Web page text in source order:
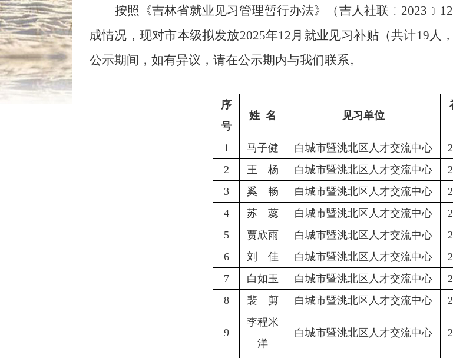
按照《吉林省就业见习管理暂行办法》（吉人社联﹝ 2023 ﹞ 12
成情况 ，现对市本级拟发放2025年12月就业见习补贴（共计19人
公示期间，如有异议，请在公示期内与我们联系。
序
号
姓 名 见习单位
1 马子健 白城市暨洮北区人才交流中心
2
王 杨 白城市暨洮北区人才交流中心
3
奚 畅 白城市暨洮北区人才交流中心
4
苏 蕊 白城市暨洮北区人才交流中心
5
贾欣雨 白城市暨洮北区人才交流中心
6
刘 佳 白城市暨洮北区人才交流中心
7
白如玉 白城市暨洮北区人才交流中心
8
裴 剪 白城市暨洮北区人才交流中心
9
李程米
洋
白城市暨洮北区人才交流中心